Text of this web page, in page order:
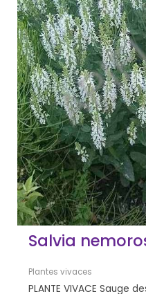
Salvia
Plantes vivaces
PLANTE VIVACE Sauge